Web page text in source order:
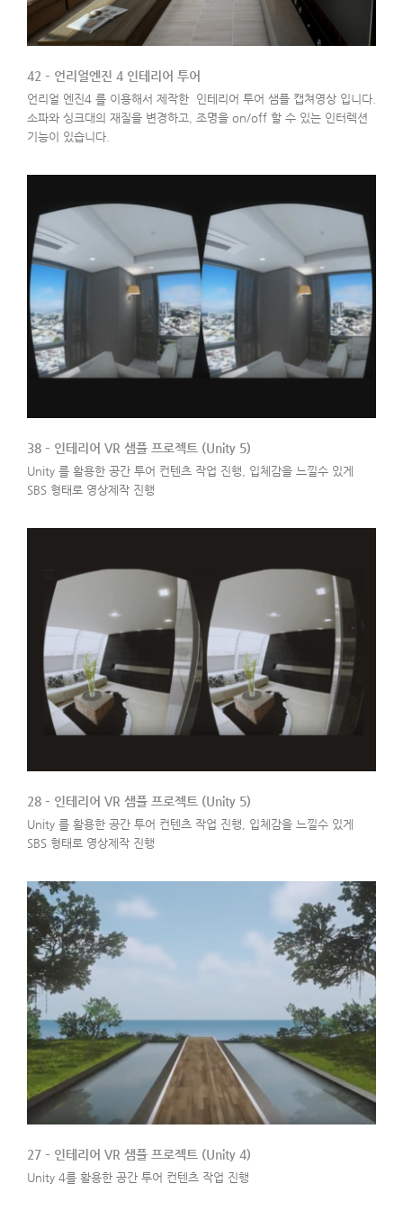
42 – 언리얼엔진 4 인테리어 투어
언리얼 엔진4 를 이용해서 제작한 인테리어 투어 샘플 캡쳐영상 입니다.
소파와 싱크대의 재질을 변경하고, 조명을 on/off 할 수 있는 인터렉션
기능이 있습니다.
38 – 인테리어 VR 샘플 프로젝트 (Unity 5)
Unity 를 활용한 공간 투어 컨텐츠 작업 진행, 입체감을 느낄수 있게
SBS 형태로 영상제작 진행
28 – 인테리어 VR 샘플 프로젝트 (Unity 5)
Unity 를 활용한 공간 투어 컨텐츠 작업 진행, 입체감을 느낄수 있게
SBS 형태로 영상제작 진행
27 – 인테리어 VR 샘플 프로젝트 (Unity 4)
Unity 4를 활용한 공간 투어 컨텐츠 작업 진행